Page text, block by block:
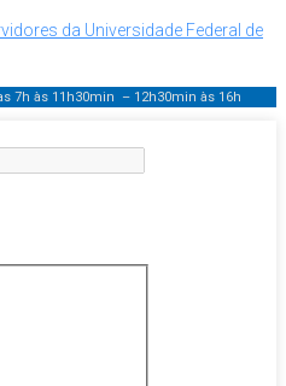
da Universidade Federal de
7h às 11h30min – 12h30min às 16h